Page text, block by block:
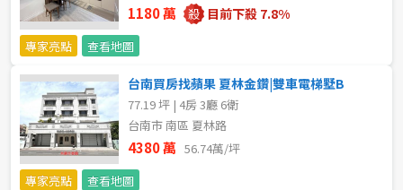
台中市
彰化縣
南投縣
雲林縣
嘉義市
廠辦 倉庫 土地
坪數
不拘
20~30 坪
1180 萬 目前下殺 7.8%
專家亮點 查看地圖
台南買房找蘋果 夏林金鑽|雙車電梯墅B
77.19 坪 | 4房 3廳 6衛
台南市 南區 夏林路
4380 萬 56.74萬/坪
專家亮點
查看地圖